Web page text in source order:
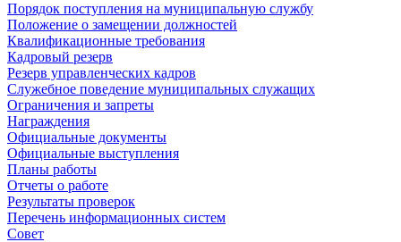
Порядок поступления на муниципальную службу
Положение о замещении должностей
Квалификационные требования
Кадровый резерв
Резерв управленческих кадров
Служебное поведение муниципальных служащих
Ограничения и запреты
Награждения
Официальные документы
Официальные выступления
Планы работы
Отчеты о работе
Результаты проверок
Перечень информационных систем
Совет